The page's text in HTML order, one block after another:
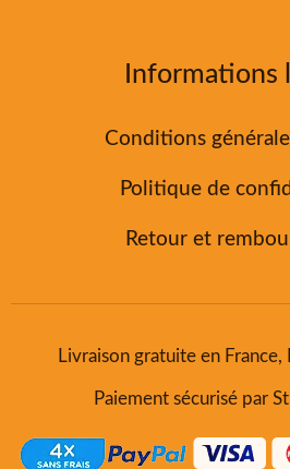
Informations
Conditions
Politique de
Retour et
Livraison gratuite en France,
Paiement sécurisé par